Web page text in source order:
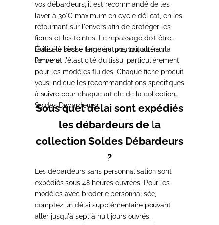
vos débardeurs, il est recommandé de les
laver à 30°C maximum en cycle délicat, en les
retournant sur l'envers afin de protéger les
fibres et les teintes. Le repassage doit être
réalisé à bassetempérature, toujours sur
l'envers.
Évitez le sèche-linge qui pourrait altérerla
forme et l'élasticité du tissu, particulièrement
pour les modèles fluides. Chaque fiche produit
vous indique les recommandations spécifiques
à suivre pour chaque article de la collection
Soldes Débardeurs.
Sous quel délai sont expédiés
les débardeurs de la
collection Soldes Débardeurs
?
Les débardeurs sans personnalisation sont
expédiés sous 48 heures ouvrées. Pour les
modèles avec broderie personnalisée,
comptez un délai supplémentaire pouvant
aller jusqu'à sept à huit jours ouvrés.